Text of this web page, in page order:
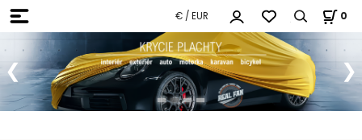
€ / EUR 0